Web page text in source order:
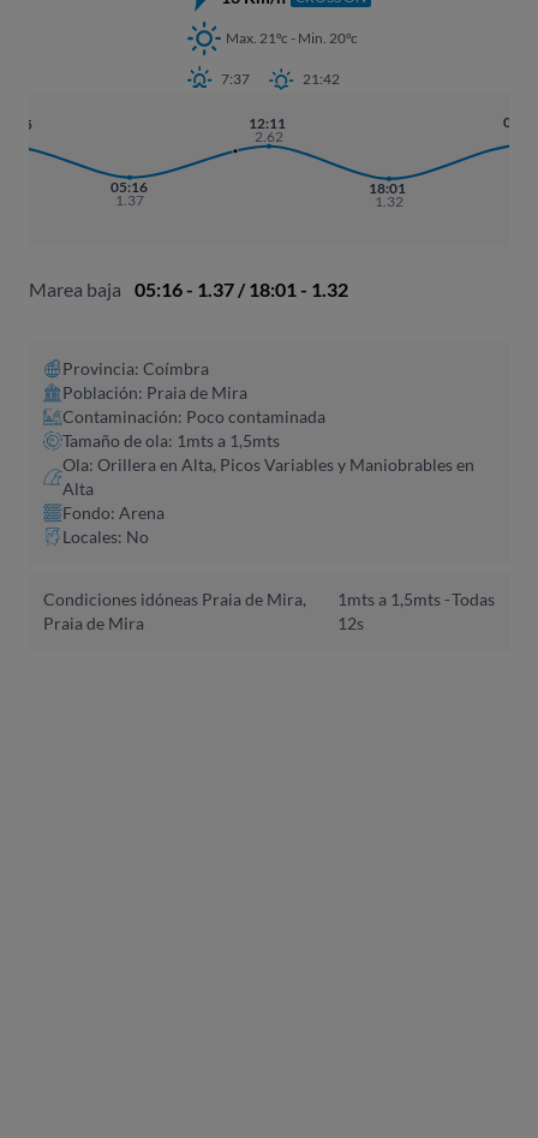
Max. 21ºc - Min. 20ºc
7:37 21:42
05:16
1.37
12:11
2.62
18:01
1.32
Marea baja 05:16 - 1.37 / 18:01 - 1.32
Provincia: Coímbra
Población: Praia de Mira
Contaminación: Poco contaminada
Tamaño de ola: 1mts a 1,5mts
Ola: Orillera en Alta, Picos Variables y Maniobrables en
Alta
Fondo: Arena
Locales: No
Condiciones idóneas Praia de Mira,
Praia de Mira
1mts a 1,5mts -
12s
Todas